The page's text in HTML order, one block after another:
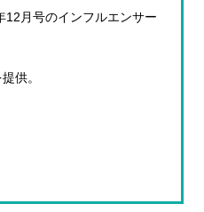
月号のインフルエンサー
供。